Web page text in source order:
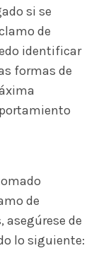
si se
de
identificar
formas de
de
asegúrese de
lo siguiente: